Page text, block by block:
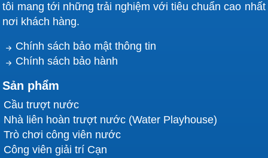
tôi mang tới những trải nghiệm với tiêu chuẩn cao nhất
nơi khách hàng.
Chính sách bảo mật thông tin
Chính sách bảo hành
Sản phẩm
Cầu trượt nước
Nhà liên hoàn trượt nước (Water Playhouse)
Trò chơi công viên nước
Công viên giải trí Cạn